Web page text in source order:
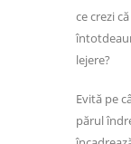
ce crezi
lejere?
Evită pe
părul